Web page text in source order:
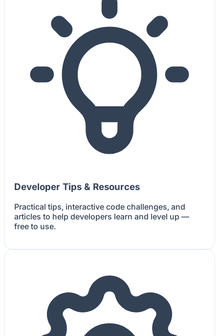
Developer Tips & Resources
Practical tips, interactive code challenges, and
articles to help developers learn and level up —
free to use.